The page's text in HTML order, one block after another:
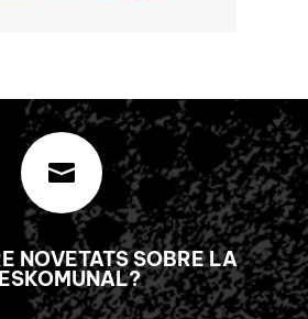

NOVETATS SOBRE LA